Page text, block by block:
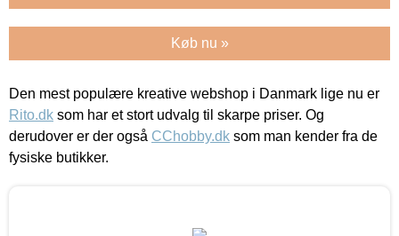
Køb nu »
Den mest populære kreative webshop i Danmark lige nu er
Rito.dk som har et stort udvalg til skarpe priser. Og
derudover er der også CChobby.dk som man kender fra de
fysiske butikker.